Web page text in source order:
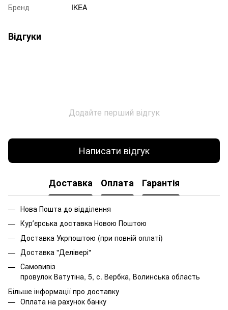
Бренд IKEA
Відгуки
Додайте перший відгук
Написати відгук
Доставка Оплата Гарантія
Нова Пошта до відділення
Курʼєрська доставка Новою Поштою
Доставка Укрпоштою (при повній оплаті)
Доставка "Делівері"
Самовивіз
провулок Ватутіна, 5, с. Вербка, Волинська область
Більше інформації про доставку
Оплата на рахунок банку